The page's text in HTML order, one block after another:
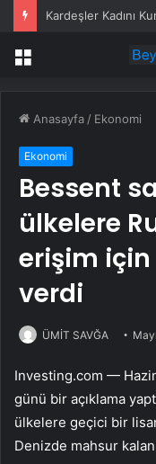
Kardeşler Kadını
Menü
Anasayfa / Ekonomi
Ekonomi
Bessent
ülkelere
erişim
verdi
ÜMİT SAVĞA
Investing.com —
günü bir açıklama
ülkelere geçici bir
Denizde mahsur